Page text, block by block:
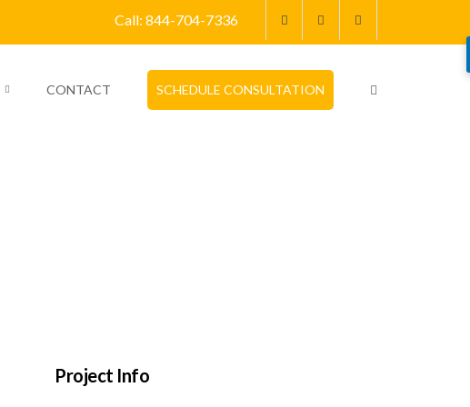
Call: 844-704-7336
CONTACT SCHEDULE CONSULTATION
Project Info